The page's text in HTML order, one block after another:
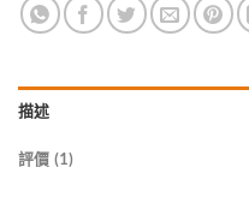
描述
評價 (1)